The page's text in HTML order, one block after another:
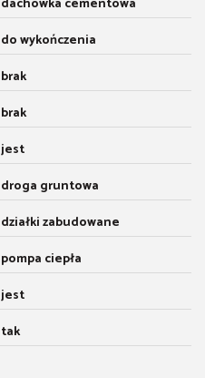
dachówka cementowa
do wykończenia
brak
brak
jest
droga gruntowa
działki zabudowane
pompa ciepła
jest
tak